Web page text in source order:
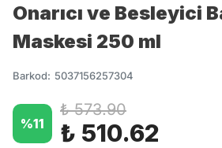
Onarıcı ve Besleyici
Maskesi 250 ml
Barkod: 5037156257304
%11
₺ 573.90
₺ 510.62